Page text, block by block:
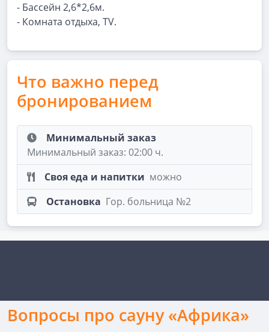
- Бассейн 2,6*2,6м.
- Комната отдыха, TV.
Что важно перед
бронированием
Минимальный заказ
Минимальный заказ: 02:00 ч.
Своя еда и напитки можно
Остановка Гор. больница №2
Вопросы про сауну «Африка»